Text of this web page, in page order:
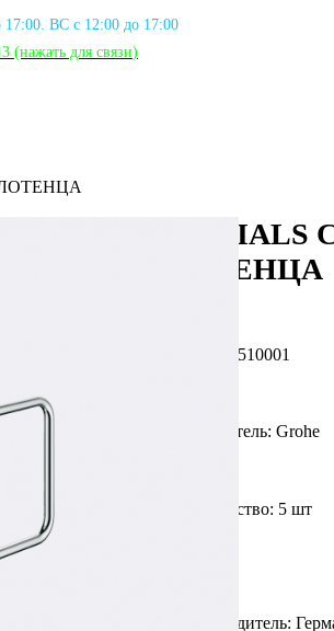
17:00. ВС с 12:00 до 17:00
(нажать для связи)
ПОЛОТЕНЦА
Артикул: GRH_40510001
Фирма производитель: Grohe
Доступное количество: 5 шт
Страна производитель: